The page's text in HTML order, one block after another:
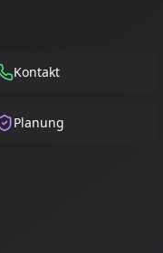
Kontakt
Planung